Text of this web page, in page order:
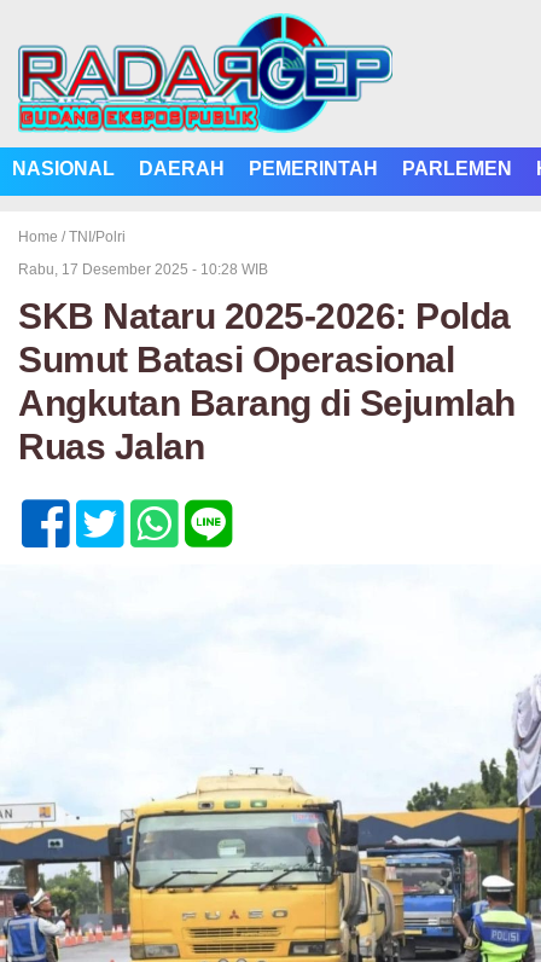
NASIONAL DAERAH PEMERINTAH PARLEMEN
Home / TNI/Polri
Rabu, 17 Desember 2025 - 10:28 WIB
SKB Nataru 2025-2026: Polda
Sumut Batasi Operasional
Angkutan Barang di Sejumlah
Ruas Jalan